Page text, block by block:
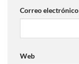
Correo electrónico
Web